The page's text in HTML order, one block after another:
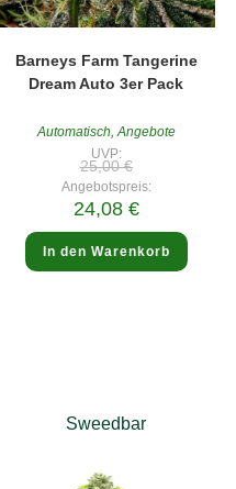
Barneys Farm Tangerine
Dream Auto 3er Pack
Automatisch Angebote
UVP:
25,00€Ursprünglicher
Preis
war:
25,00 €
Angebotspreis:
24,08 €Aktueller
Preis
ist:
24,08 €.
In den Warenkorb
Sweedbar